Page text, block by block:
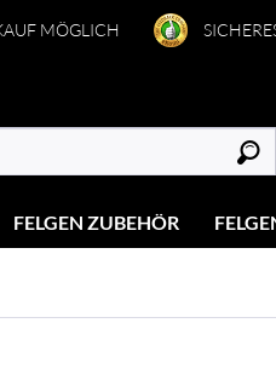
MÖGLICH
FELGEN ZUBEHÖR